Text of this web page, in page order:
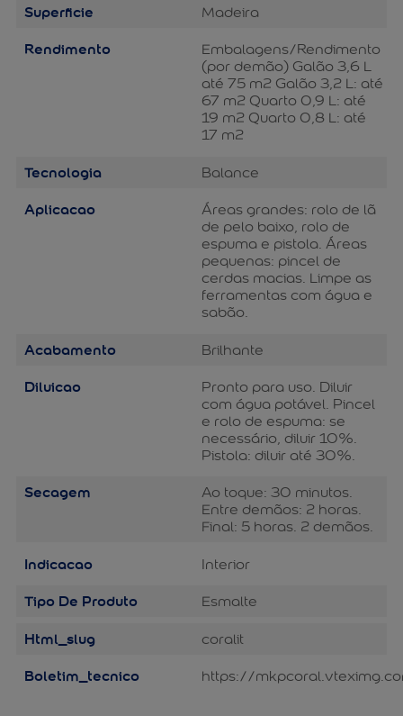
Superficie Madeira
Rendimento
Embalagens/Rendimento
(por demão) Galão 3,6 L
até 75 m2 Galão 3,2 L: até
67 m2 Quarto 0,9 L: até
19 m2 Quarto 0,8 L: até
17 m2
Tecnologia Balance
Aplicacao
Áreas grandes: rolo de lã
de pelo baixo, rolo de
espuma e pistola. Áreas
pequenas: pincel de
cerdas macias. Limpe as
ferramentas com água e
sabão.
Acabamento Brilhante
Diluicao
Pronto para uso. Diluir
com água potável. Pincel
e rolo de espuma: se
necessário, diluir 10%.
Pistola: diluir até 30%.
Secagem
Ao toque: 30 minutos.
Entre demãos: 2 horas.
Final: 5 horas. 2 demãos.
Indicacao Interior
Tipo De Produto Esmalte
Html_slug coralit
Boletim_tecnico https://